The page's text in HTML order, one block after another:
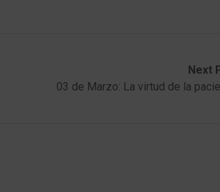
Next
03 de Marzo: La virtud de la